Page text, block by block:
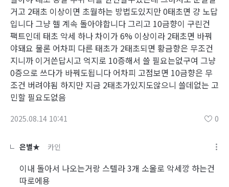
거고 2태초 이상이면 초월하는 방법도있지만 0태초면 걍 노답
입니다 그냥 헬 계속 돌아야합니다 그리고 10금향이 구린건
팩트인데 태초 악세 하나 차이가 6% 이상이라 2태초면 바꿔
야돼요 물론 어차피 다른 태초가 2태초되면 황금향은 무조건
지니까 이거쓴답시고 억지로 10증해서 쓸 필요는없구여 그냥
0증으로 쓰다가 바꿔도됩니다 어차피 고점보면 10금향은 무
조건 버려야됨 하지만 지금 2태초가있지도않으니 쓸데없는 고
민할 필요도없음
2025.08.14 10:41 0
은별★ 카인
이내 돌아서 나오는거랑 스텔라 3개 소울로 악세깡 하는건
따로에용